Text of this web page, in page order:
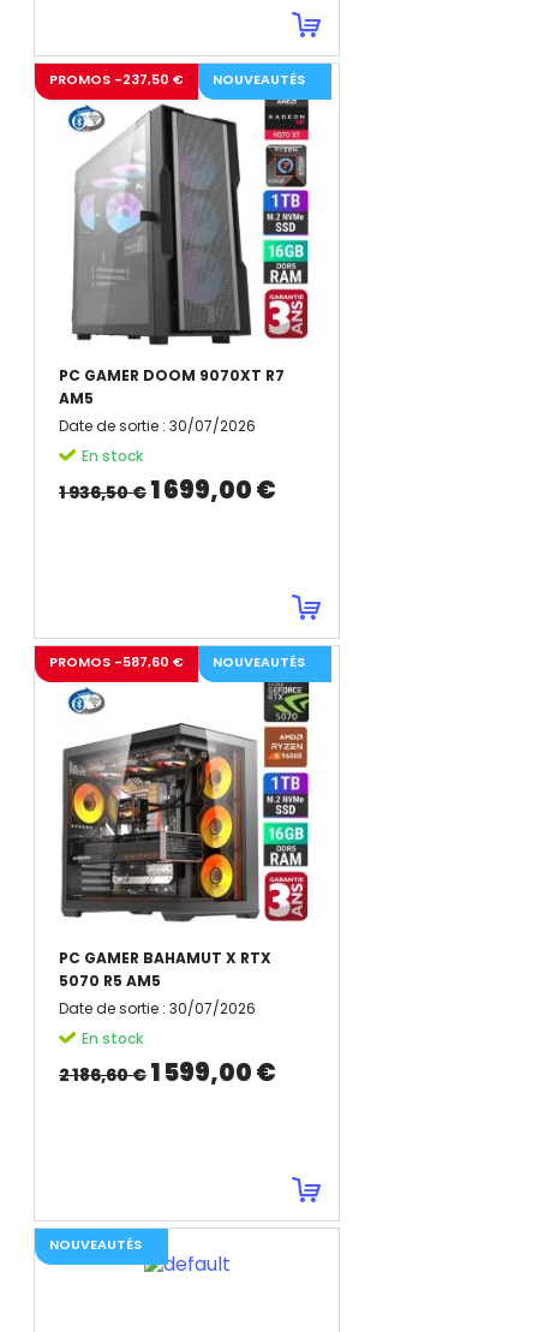
PC GAMER DOOM 9070XT R7
AM5
Date de sortie : 30/07/2026
En stock
1 936,50 € 1 699,00 €
PROMOS -237,50 € NOUVEAUTÉS
PC GAMER BAHAMUT X RTX
5070 R5 AM5
Date de sortie : 30/07/2026
En stock
2 186,60 € 1 599,00 €
PROMOS -587,60 € NOUVEAUTÉS
NOUVEAUTÉS